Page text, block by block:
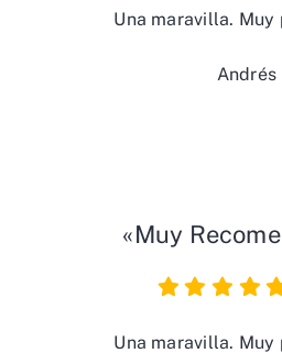
Una maravilla. Muy
Andrés
«Muy
Una maravilla. Muy